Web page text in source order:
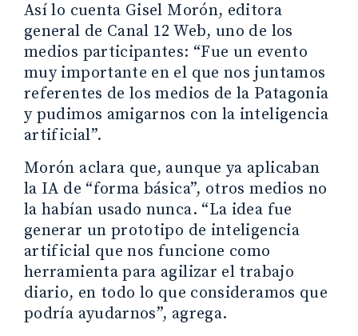
Así lo cuenta Gisel Morón, editora
general de Canal 12 Web, uno de los
medios participantes: “Fue un evento
muy importante en el que nos juntamos
referentes de los medios de la Patagonia
y pudimos amigarnos con la inteligencia
artificial”.
Morón aclara que, aunque ya aplicaban
la IA de “forma básica”, otros medios no
la habían usado nunca. “La idea fue
generar un prototipo de inteligencia
artificial que nos funcione como
herramienta para agilizar el trabajo
diario, en todo lo que consideramos que
podría ayudarnos”, agrega.